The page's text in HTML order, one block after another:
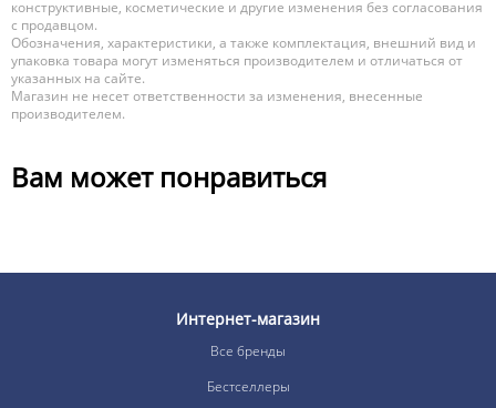
конструктивные, косметические и другие изменения без согласования
с продавцом.
Обозначения, характеристики, а также комплектация, внешний вид и
упаковка товара могут изменяться производителем и отличаться от
указанных на сайте.
Магазин не несет ответственности за изменения, внесенные
производителем.
Вам может понравиться
Интернет-магазин
Все бренды
Бестселлеры